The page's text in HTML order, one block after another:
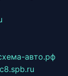
авто.рф